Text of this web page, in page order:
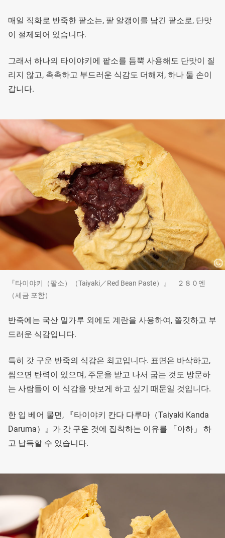
매일 직화로 반죽한 팥소는, 팥 알갱이를 남긴 팥소로, 단맛
이 절제되어 있습니다.
그래서 하나의 타이야키에 팥소를 듬뿍 사용해도 단맛이 질
리지 않고, 촉촉하고 부드러운 식감도 더해져, 하나 둘 손이
갑니다.
『타이야키（팥소）（Taiyaki／Red Bean Paste）』 ２８０엔
（세금 포함）
반죽에는 국산 밀가루 외에도 계란을 사용하여, 쫄깃하고 부
드러운 식감입니다.
특히 갓 구운 반죽의 식감은 최고입니다. 표면은 바삭하고,
씹으면 탄력이 있으며, 주문을 받고 나서 굽는 것도 방문하
는 사람들이 이 식감을 맛보게 하고 싶기 때문일 것입니다.
한 입 베어 물면, 『타이야키 칸다 다루마（Taiyaki Kanda
Daruma）』가 갓 구운 것에 집착하는 이유를 「아하」 하
고 납득할 수 있습니다.